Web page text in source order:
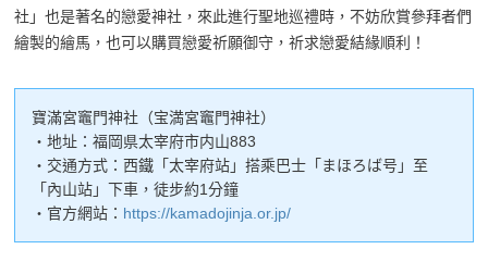
社」也是著名的戀愛神社，來此進行聖地巡禮時，不妨欣賞參拜者們
繪製的繪馬，也可以購買戀愛祈願御守，祈求戀愛結緣順利！
寶滿宮竈門神社（宝満宮竈門神社）
・地址：福岡県太宰府市内山883
・交通方式：西鐵「太宰府站」搭乘巴士「まほろば号」至
「內山站」下車，徒步約1分鐘
・官方網站： https://kamadojinja.or.jp/